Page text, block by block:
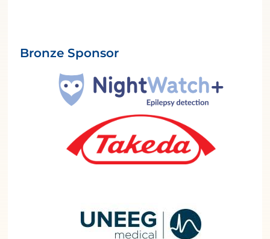
Bronze Sponsor